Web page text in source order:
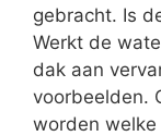
gebracht. Is
Werkt de
dak aan
voorbeelden.
worden